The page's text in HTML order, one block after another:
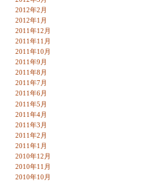
2012年2月
2012年1月
2011年12月
2011年11月
2011年10月
2011年9月
2011年8月
2011年7月
2011年6月
2011年5月
2011年4月
2011年3月
2011年2月
2011年1月
2010年12月
2010年11月
2010年10月